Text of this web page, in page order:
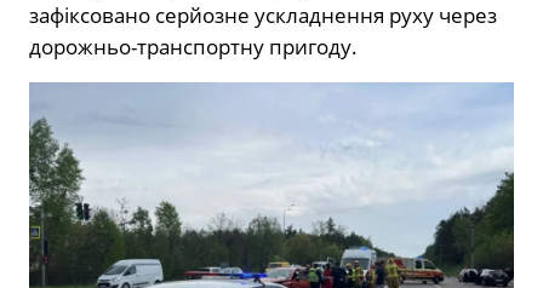
зафіксовано серйозне ускладнення руху через
дорожньо-транспортну пригоду.